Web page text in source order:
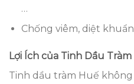
…
Chống viêm, diệt
Lợi Ích của Tinh Dầu
Tinh dầu tràm Huế